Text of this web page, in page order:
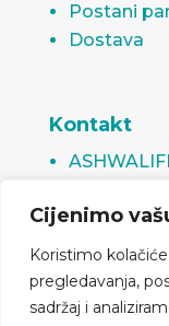
Cijenimo
Koristimo
pregledavanja,
sadržaj i
Postani
Dostava
Kontakt
Bosna i